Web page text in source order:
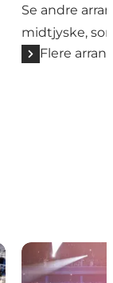
Se andre
midtjyske,
Flere
Koncerter